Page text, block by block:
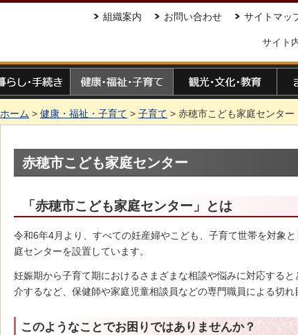
組織案内 お問い合わせ サイトマッ
サイト
ホーム > 健康・福祉・子育て > 子育て > 赤穂市こども家庭センター
赤穂市こども家庭センター
「赤穂市こども家庭センター」とは
令和6年4月より、すべての妊産婦やこども、子育て世帯を対象
庭センターを設置しています。
妊娠期から子育て期におけるさまざまな相談や悩みに対応する
介するなど、保健師や家庭児童相談員などの専門職員による切れ
このようなことでお困りではありませんか？